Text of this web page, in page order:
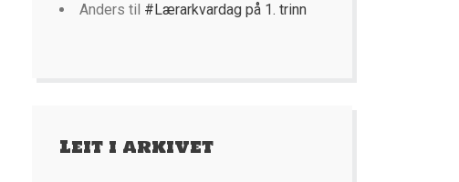
Anders til #Lærarkvardag på 1. trinn
Leit i arkivet